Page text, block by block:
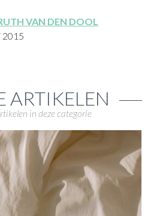
VAN DEN DOOL
2015
ARTIKELEN
in deze categorie